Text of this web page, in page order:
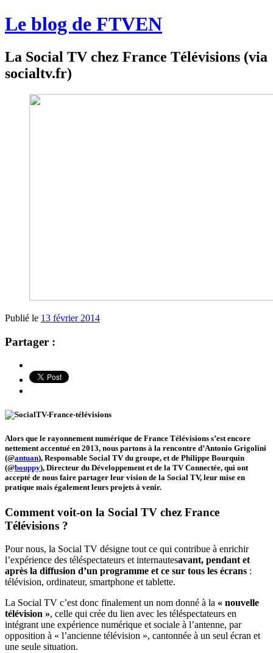
Le blog de FTVEN
La Social TV chez France Télévisions (via
socialtv.fr)
Publié le 13 février 2014
Partager :
Alors que le rayonnement numérique de France Télévisions s’est encore
nettement accentué en 2013, nous partons à la rencontre d’Antonio Grigolini
(@antuan), Responsable Social TV du groupe, et de Philippe Bourquin
(@bouppy), Directeur du Développement et de la TV Connectée, qui ont
accepté de nous faire partager leur vision de la Social TV, leur mise en
pratique mais également leurs projets à venir.
Comment voit-on la Social TV chez France
Télévisions ?
Pour nous, la Social TV désigne tout ce qui contribue à enrichir
l’expérience des téléspectateurs et internautesavant, pendant et
après la diffusion d’un programme et ce sur tous les écrans :
télévision, ordinateur, smartphone et tablette.
La Social TV c’est donc finalement un nom donné à la « nouvelle
télévision », celle qui crée du lien avec les téléspectateurs en
intégrant une expérience numérique et sociale à l’antenne, par
opposition à « l’ancienne télévision », cantonnée à un seul écran et
une seule situation.